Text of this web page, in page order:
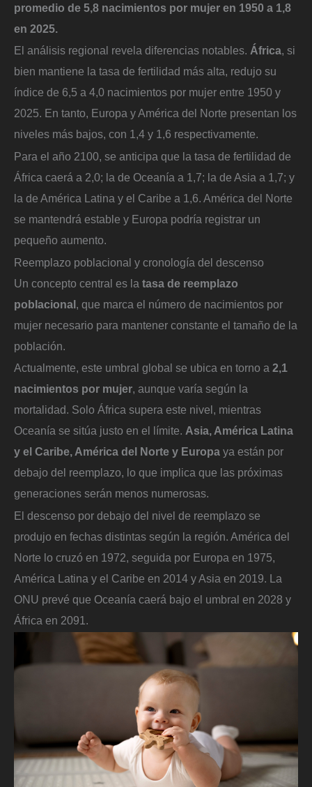
promedio de 5,8 nacimientos por mujer en 1950 a 1,8
en 2025.
El análisis regional revela diferencias notables. África, si
bien mantiene la tasa de fertilidad más alta, redujo su
índice de 6,5 a 4,0 nacimientos por mujer entre 1950 y
2025. En tanto, Europa y América del Norte presentan los
niveles más bajos, con 1,4 y 1,6 respectivamente.
Para el año 2100, se anticipa que la tasa de fertilidad de
África caerá a 2,0; la de Oceanía a 1,7; la de Asia a 1,7; y
la de América Latina y el Caribe a 1,6. América del Norte
se mantendrá estable y Europa podría registrar un
pequeño aumento.
Reemplazo poblacional y cronología del descenso
Un concepto central es la tasa de reemplazo
poblacional , que marca el número de nacimientos por
mujer necesario para mantener constante el tamaño de la
población.
Actualmente, este umbral global se ubica en torno a 2,1
nacimientos por mujer, aunque varía según la
mortalidad. Solo África supera este nivel, mientras
Oceanía se sitúa justo en el límite. Asia, América Latina
y el Caribe, América del Norte y Europa ya están por
debajo del reemplazo, lo que implica que las próximas
generaciones serán menos numerosas.
El descenso por debajo del nivel de reemplazo se
produjo en fechas distintas según la región. América del
Norte lo cruzó en 1972, seguida por Europa en 1975,
América Latina y el Caribe en 2014 y Asia en 2019. La
ONU prevé que Oceanía caerá bajo el umbral en 2028 y
África en 2091.